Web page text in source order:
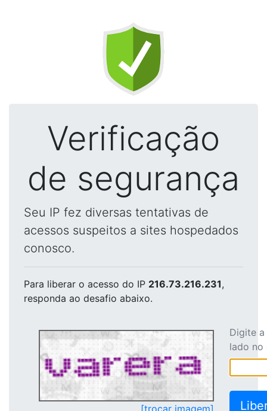
Verificação
de segurança
Seu IP fez diversas tentativas de
acessos suspeitos a sites hospedados
conosco.
Para liberar o acesso do IP 216.73.216.231,
responda ao desafio abaixo.
[trocar imagem]
Digite
lado no